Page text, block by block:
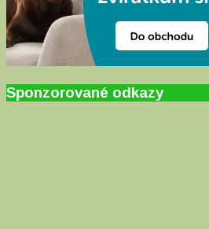
Sponzorované odkazy